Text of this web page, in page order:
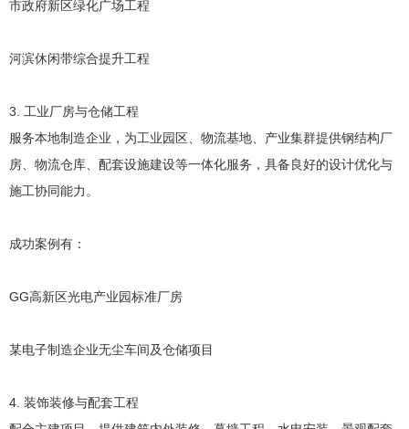
市政府新区绿化广场工程
河滨休闲带综合提升工程
3. 工业厂房与仓储工程
服务本地制造企业，为工业园区、物流基地、产业集群提供钢结构厂
房、物流仓库、配套设施建设等一体化服务，具备良好的设计优化与
施工协同能力。
成功案例有：
GG高新区光电产业园标准厂房
某电子制造企业无尘车间及仓储项目
4. 装饰装修与配套工程